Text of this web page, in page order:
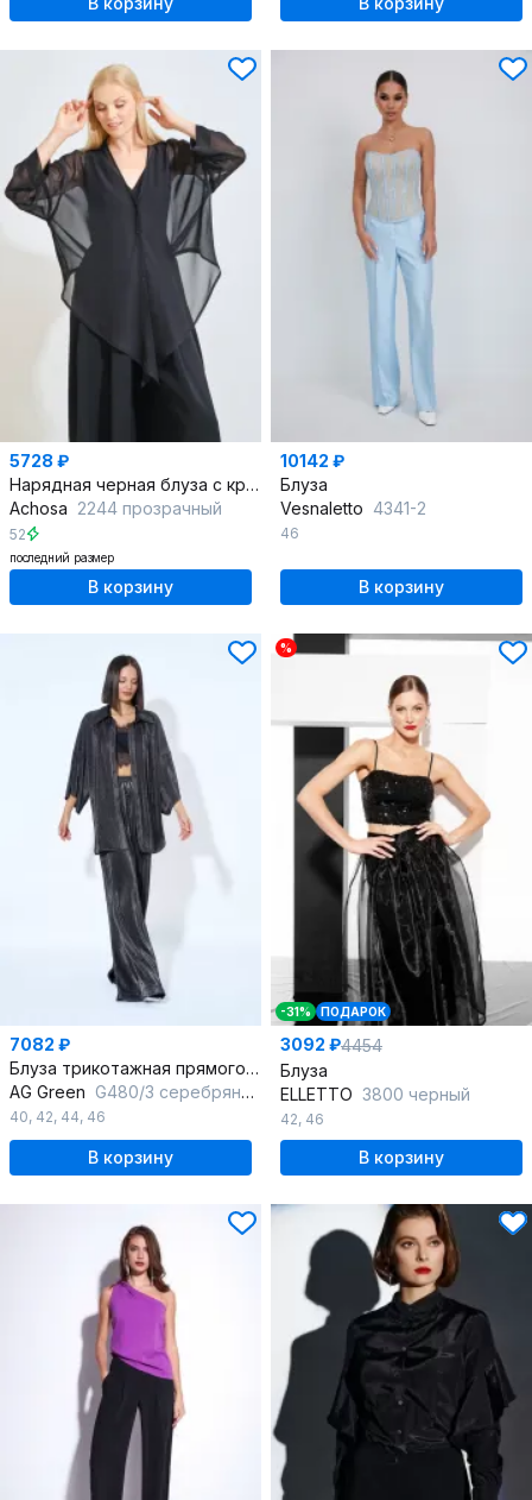
5728 ₽
Нарядная черная блуза с круглым вырезом
Achosa 2244 прозрачный
52
последний размер
В корзину
10142 ₽
Блуза
Vesnaletto 4341-2
46
В корзину
7082 ₽
Блуза трикотажная прямого силуэта с застежкой пуговицами
AG Green G480/3 серебряный
40, 42, 44, 46
В корзину
%
-31% ПОДАРОК
3092 ₽4454
Блуза
ELLETTO 3800 черный
42, 46
В корзину